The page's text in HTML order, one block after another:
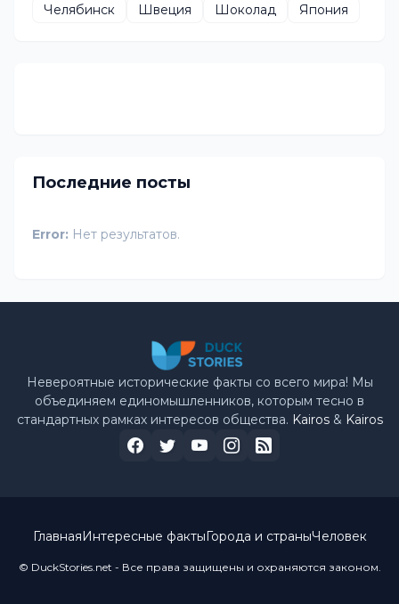
Челябинск
Швеция Шоколад Япония
Последние посты
Error: Нет результатов.
Невероятные исторические факты со всего мира! Мы
объединяем единомышленников, которым тесно в
стандартных рамках интересов общества. Kairos& Kairos
© DuckStories.net - Все права защищены и охраняются законом.
ГлавнаяИнтересные фактыГорода и страныЧеловек